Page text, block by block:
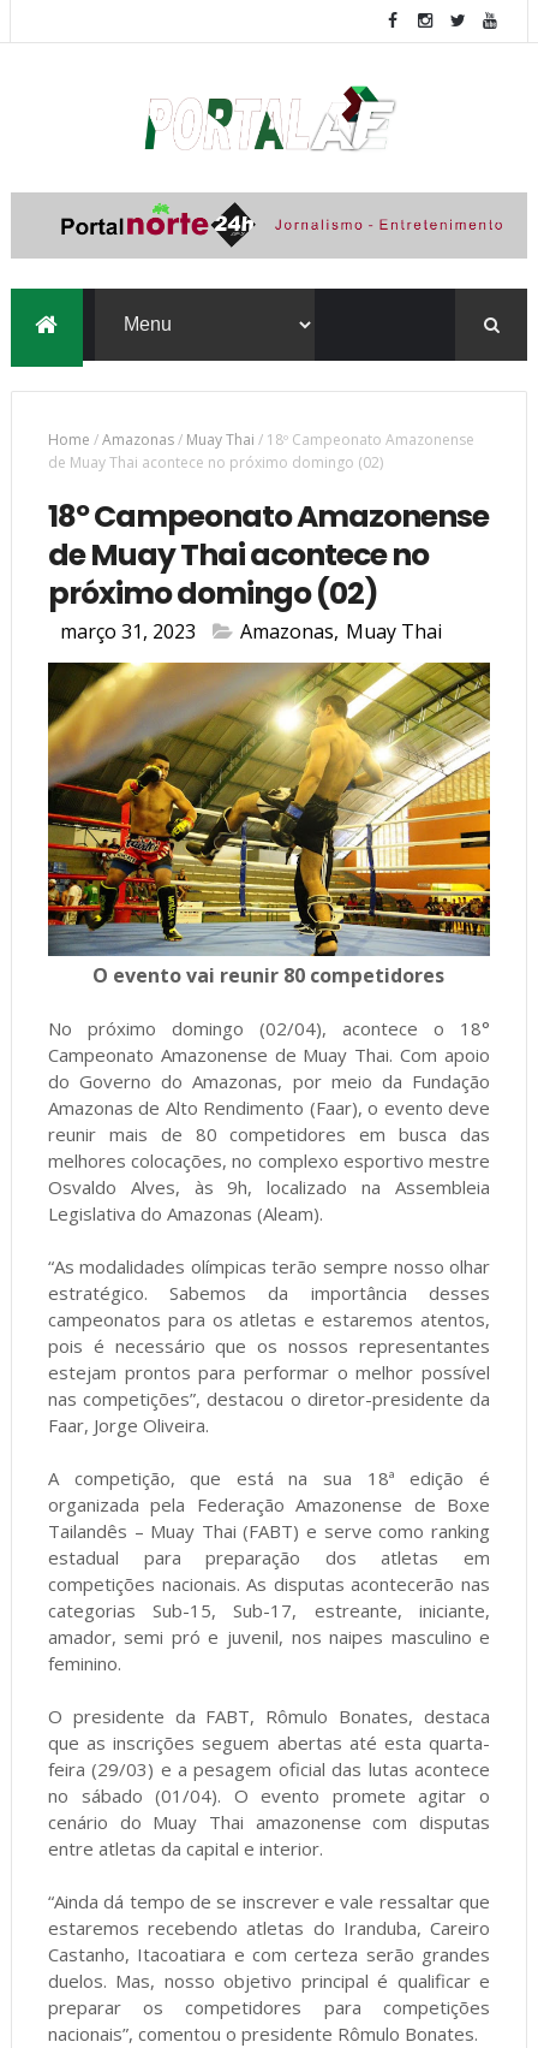
Home /Amazonas/ Muay Thai / 18º Campeonato Amazonense
de Muay Thai acontece no próximo domingo (02)
18º Campeonato Amazonense
de Muay Thai acontece no
próximo domingo (02)
março 31, 2023 Amazonas, Muay Thai
O evento vai reunir 80 competidores
No próximo domingo (02/04), acontece o 18°
Campeonato Amazonense de Muay Thai. Com apoio
do Governo do Amazonas, por meio da Fundação
Amazonas de Alto Rendimento (Faar), o evento deve
reunir mais de 80 competidores em busca das
melhores colocações, no complexo esportivo mestre
Osvaldo Alves, às 9h, localizado na Assembleia
Legislativa do Amazonas (Aleam).
“As modalidades olímpicas terão sempre nosso olhar
estratégico. Sabemos da importância desses
campeonatos para os atletas e estaremos atentos,
pois é necessário que os nossos representantes
estejam prontos para performar o melhor possível
nas competições”, destacou o diretor-presidente da
Faar, Jorge Oliveira.
A competição, que está na sua 18ª edição é
organizada pela Federação Amazonense de Boxe
Tailandês – Muay Thai (FABT) e serve como ranking
estadual para preparação dos atletas em
competições nacionais. As disputas acontecerão nas
categorias Sub-15, Sub-17, estreante, iniciante,
amador, semi pró e juvenil, nos naipes masculino e
feminino.
O presidente da FABT, Rômulo Bonates, destaca
que as inscrições seguem abertas até esta quarta-
feira (29/03) e a pesagem oficial das lutas acontece
no sábado (01/04). O evento promete agitar o
cenário do Muay Thai amazonense com disputas
entre atletas da capital e interior.
“Ainda dá tempo de se inscrever e vale ressaltar que
estaremos recebendo atletas do Iranduba, Careiro
Castanho, Itacoatiara e com certeza serão grandes
duelos. Mas, nosso objetivo principal é qualificar e
preparar os competidores para competições
nacionais”, comentou o presidente Rômulo Bonates.